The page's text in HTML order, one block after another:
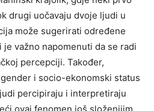
drugi uočavaju dvoje ljudi u
može sugerirati određene
važno napomenuti da se radi
percepciji. Također,
i socio-ekonomski status
percipiraju i interpretiraju